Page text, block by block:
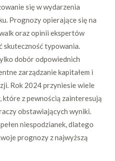
się w wydarzenia
Prognozy opierające się na
oraz opinii ekspertów
skuteczność typowania.
dobór odpowiednich
zarządzanie kapitałem i
Rok 2024 przyniesie wiele
z pewnością zainteresują
obstawiających wyniki.
niespodzianek, dlatego
prognozy z najwyższą